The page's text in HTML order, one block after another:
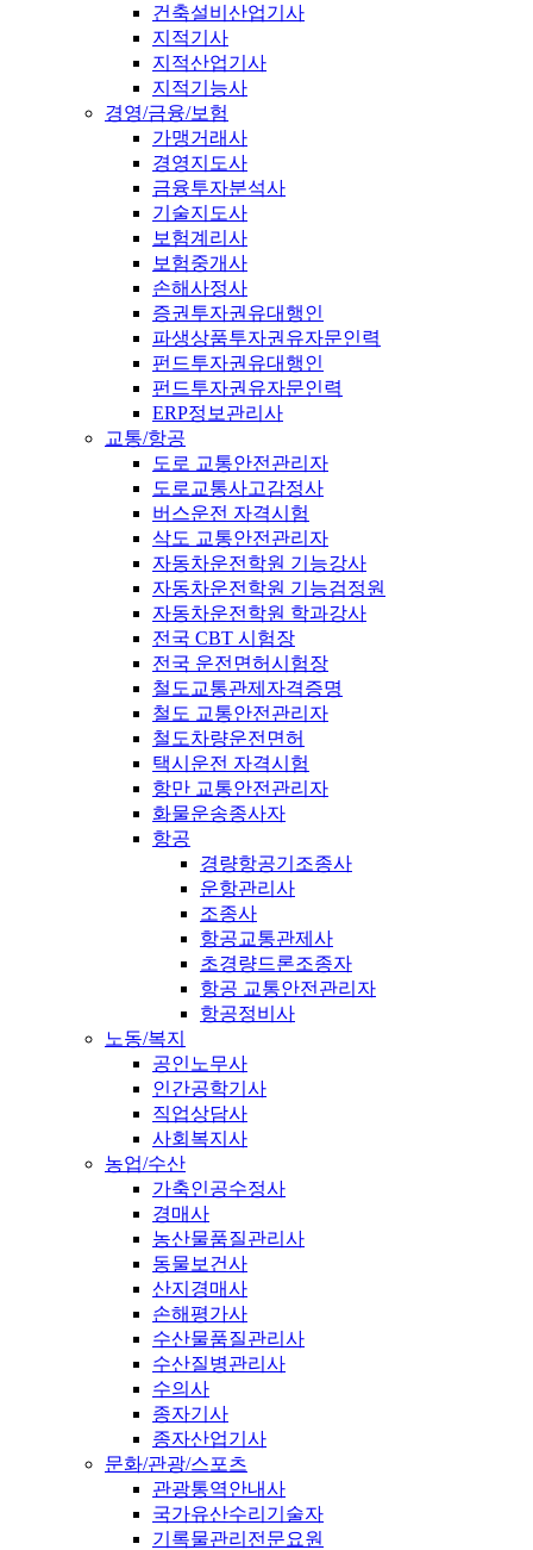
건축설비산업기사
지적기사
지적산업기사
지적기능사
경영/금융/보험
가맹거래사
경영지도사
금융투자분석사
기술지도사
보험계리사
보험중개사
손해사정사
증권투자권유대행인
파생상품투자권유자문인력
펀드투자권유대행인
펀드투자권유자문인력
ERP정보관리사
교통/항공
도로 교통안전관리자
도로교통사고감정사
버스운전 자격시험
삭도 교통안전관리자
자동차운전학원 기능강사
자동차운전학원 기능검정원
자동차운전학원 학과강사
전국 CBT 시험장
전국 운전면허시험장
철도교통관제자격증명
철도 교통안전관리자
철도차량운전면허
택시운전 자격시험
항만 교통안전관리자
화물운송종사자
항공
경량항공기조종사
운항관리사
조종사
항공교통관제사
초경량드론조종자
항공 교통안전관리자
항공정비사
노동/복지
공인노무사
인간공학기사
직업상담사
사회복지사
농업/수산
가축인공수정사
경매사
농산물품질관리사
동물보건사
산지경매사
손해평가사
수산물품질관리사
수산질병관리사
수의사
종자기사
종자산업기사
문화/관광/스포츠
관광통역안내사
국가유산수리기술자
기록물관리전문요원